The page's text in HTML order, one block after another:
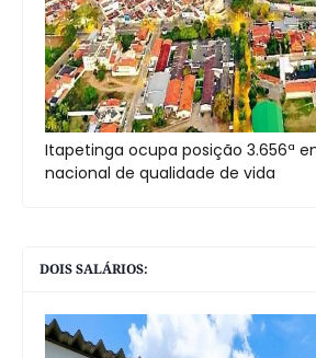
Itapetinga ocupa posição 3.656ª
nacional de qualidade de vida
DOIS SALÁRIOS: